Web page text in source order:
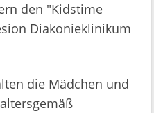
den "Kidstime
Diakonieklinikum
die Mädchen und